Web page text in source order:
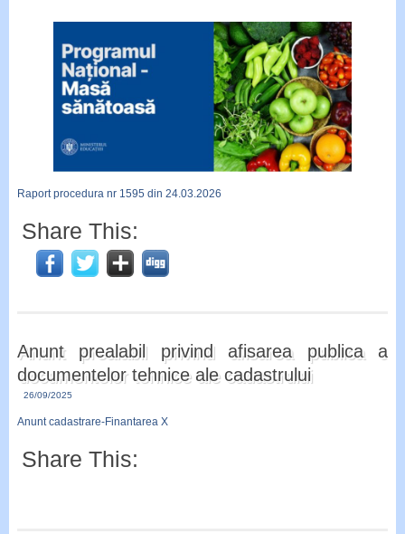
Raport procedura nr 1595 din 24.03.2026
Share This:
Anunt prealabil privind afisarea publica a
documentelor tehnice ale cadastrului
26/09/2025
Anunt cadastrare-Finantarea X
Share This: